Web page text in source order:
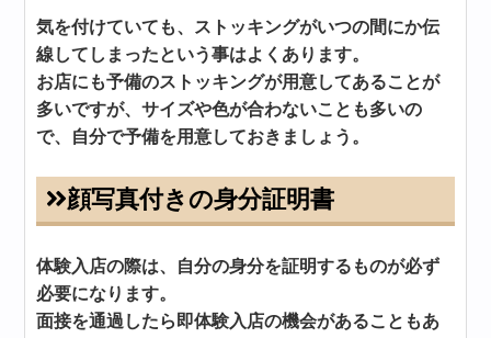
気を付けていても、ストッキングがいつの間にか伝
線してしまったという事はよくあります。
お店にも予備のストッキングが用意してあることが
多いですが、サイズや色が合わないことも多いの
で、自分で予備を用意しておきましょう。
顔写真付きの身分証明書
体験入店の際は、自分の身分を証明するものが必ず
必要になります。
面接を通過したら即体験入店の機会があることもあ